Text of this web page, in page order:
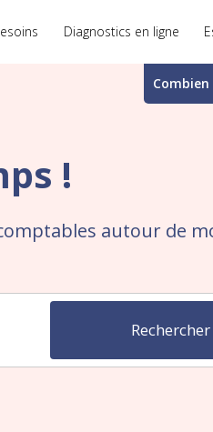
Diagnostics en ligne
!
autour de